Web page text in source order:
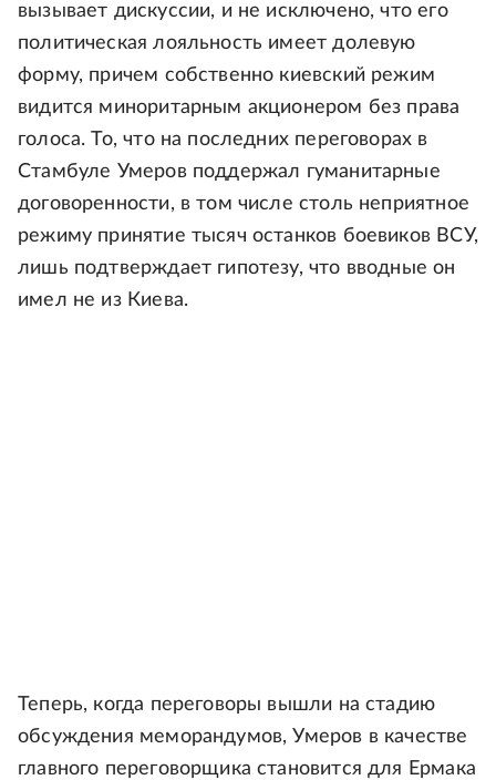
вызывает дискуссии, и не исключено, что его
политическая лояльность имеет долевую
форму, причем собственно киевский режим
видится миноритарным акционером без права
голоса. То, что на последних переговорах в
Стамбуле Умеров поддержал гуманитарные
договоренности, в том числе столь неприятное
режиму принятие тысяч останков боевиков ВСУ,
лишь подтверждает гипотезу, что вводные он
имел не из Киева.
Теперь, когда переговоры вышли на стадию
обсуждения меморандумов, Умеров в качестве
главного переговорщика становится для Ермака